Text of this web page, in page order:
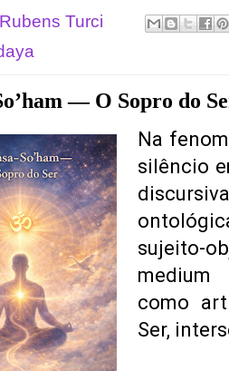
Rubens Turci
— O Sopro do
Na
silêncio
sujeito-
medium
como
Ser,